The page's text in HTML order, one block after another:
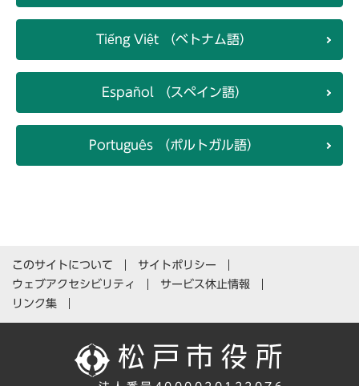
Tiếng Việt （ベトナム語）
Español （スペイン語）
Português （ポルトガル語）
このサイトについて
サイトポリシー
ウェブアクセシビリティ
サービス休止情報
リンク集